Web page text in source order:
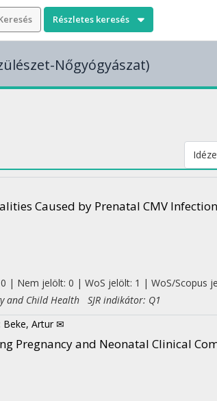
Részletes keresés
Nőgyógyászat)
Caused by Prenatal CMV
| Nem jelölt: 0 | WoS jelölt: 1 | WoS/Scopus
and Child Health SJR indikátor: Q1
Beke, Artur ✉
Pregnancy and Neonatal Clinical